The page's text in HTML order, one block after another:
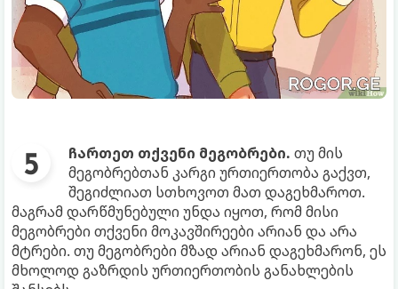
ჩართეთ თქვენი მეგობრები. თუ მის
მეგობრებთან კარგი ურთიერთობა გაქვთ,
შეგიძლიათ სთხოვოთ მათ დაგეხმაროთ.
მაგრამ დარწმუნებული უნდა იყოთ, რომ მისი
მეგობრები თქვენი მოკავშირეები არიან და არა
მტრები. თუ მეგობრები მზად არიან დაგეხმარონ, ეს
მხოლოდ გაზრდის ურთიერთობის განახლების